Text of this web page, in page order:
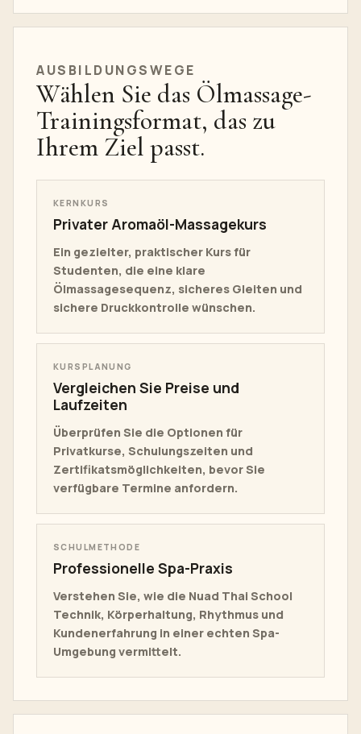
AUSBILDUNGSWEGE
Wählen Sie das Ölmassage-
Trainingsformat, das zu
Ihrem Ziel passt.
KERNKURS
Privater Aromaöl-Massagekurs
Ein gezielter, praktischer Kurs für
Studenten, die eine klare
Ölmassagesequenz, sicheres Gleiten und
sichere Druckkontrolle wünschen.
KURSPLANUNG
Vergleichen Sie Preise und
Laufzeiten
Überprüfen Sie die Optionen für
Privatkurse, Schulungszeiten und
Zertifikatsmöglichkeiten, bevor Sie
verfügbare Termine anfordern.
SCHULMETHODE
Professionelle Spa-Praxis
Verstehen Sie, wie die Nuad Thai School
Technik, Körperhaltung, Rhythmus und
Kundenerfahrung in einer echten Spa-
Umgebung vermittelt.